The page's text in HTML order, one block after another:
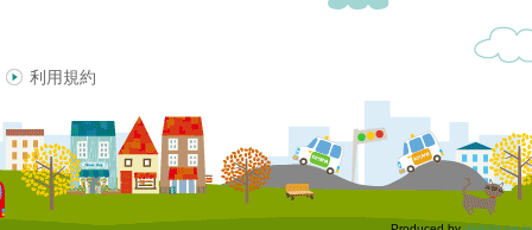
利用規約